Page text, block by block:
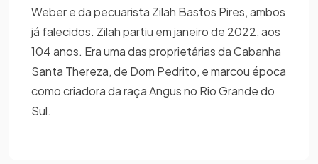
Weber e da pecuarista Zilah Bastos Pires, ambos
já falecidos. Zilah partiu em janeiro de 2022, aos
104 anos. Era uma das proprietárias da Cabanha
Santa Thereza, de Dom Pedrito, e marcou época
como criadora da raça Angus no Rio Grande do
Sul.